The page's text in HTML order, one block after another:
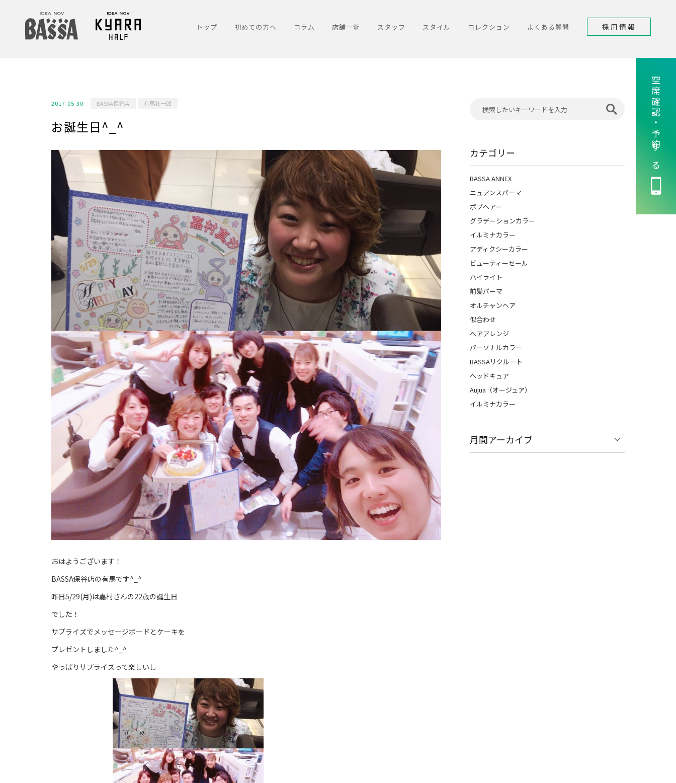
トップ 初めての方へ コラム 店舗一覧 スタッフ スタイル コレクション よくある質問 採用情報
2017.05.30 BASSA保谷店 有馬壮一郎
お誕生日^_^
おはようございます！
BASSA保谷店の有馬です^_^
昨日5/29(月)は嘉村さんの22歳の誕生日
でした！
サプライズでメッセージボードとケーキを
プレゼントしました^_^
やっぱりサプライズって楽しいし
カテゴリー
BASSA ANNEX
ニュアンスパーマ
ボブヘアー
グラデーションカラー
イルミナカラー
アディクシーカラー
ビューティーセール
ハイライト
前髪パーマ
オルチャンヘア
似合わせ
ヘアアレンジ
パーソナルカラー
BASSAリクルート
ヘッドキュア
Aujua（オージュア）
イルミナカラー
月間アーカイブ
空席確認・予約する